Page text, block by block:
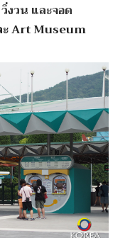
วิ่งวน และจอด
Art Museum